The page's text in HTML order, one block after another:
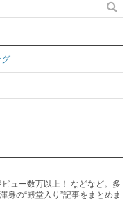
ュー数万以上！ などなど。多
身の“殿堂入り”記事をまとめま